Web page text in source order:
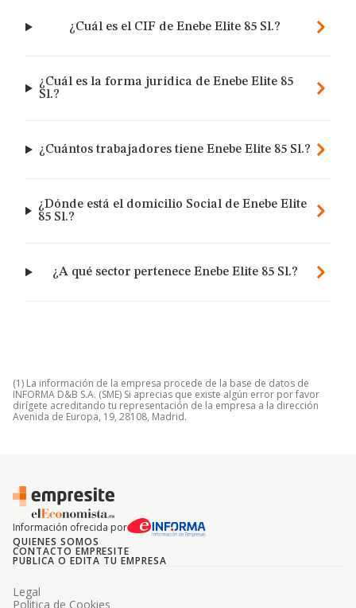
¿Cuál es el CIF de Enebe Elite 85 Sl.?
¿Cuál es la forma jurídica de Enebe Elite 85
Sl.?
¿Cuántos trabajadores tiene Enebe Elite 85 Sl.?
¿Dónde está el domicilio Social de Enebe Elite
85 Sl.?
¿A qué sector pertenece Enebe Elite 85 Sl.?
(1) La información de la empresa procede de la base de datos de
INFORMA D&B S.A. (SME) Si aprecias que existe algún error por favor
dirígete acreditando tu representación de la empresa a la dirección
Avenida de Europa, 19, 28108, Madrid.
Información ofrecida por
QUIENES SOMOS
CONTACTO EMPRESITE
PUBLICA O EDITA TU EMPRESA
Legal
Politica de Cookies